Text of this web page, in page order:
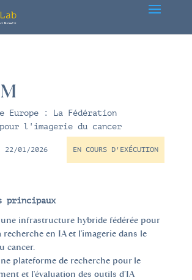
Europe : La Fédération
pour l'imagerie du cancer
EN COURS D'EXÉCUTION
22/01/2026
principaux
une infrastructure hybride fédérée pour
recherche en IA et l'imagerie dans le
cancer.
plateforme de recherche pour le
et l'évaluation des outils d’IA